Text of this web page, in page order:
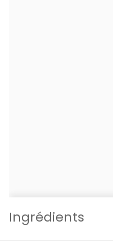
Ingrédients